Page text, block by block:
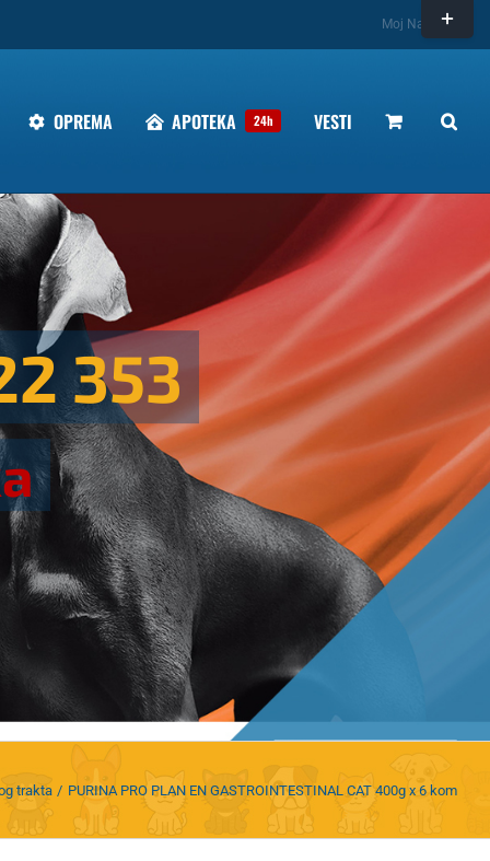
Moj Nalog
OPREMA APOTEKA 24h VESTI
353
trakta PURINA PRO PLAN EN GASTROINTESTINAL CAT 400g x 6 kom
Toggle
Sliding
Bar